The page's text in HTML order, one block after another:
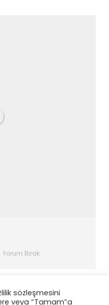
Yorum Bırak
sözleşmesini
veya “Tamam”a